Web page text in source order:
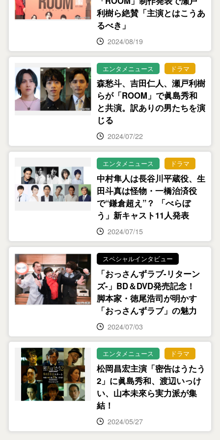
利樹ら絶賛「主演とはこうあ
るべき」
2024/08/19
エンタメニュース ドラマ
森愁斗、吉田仁人、瀬戸利樹
らが「ROOM」で眞島秀和
と共演。訳ありの男たちを演
じる
2024/07/22
エンタメニュース ドラマ
中村隼人は長谷川平蔵役、生
田斗真は怪物・一橋治済役
で“鎌倉超え”？ 「べらぼ
う」新キャスト11人発表
2024/07/15
スペシャルインタビュー
「おっさんずラブ-リターン
ズ-」BD＆DVD発売記念！
脚本家・徳尾浩司が明かす
「おっさんずラブ」の魅力
2024/07/03
エンタメニュース ドラマ
松岡昌宏主演「密告はうたう
2」に眞島秀和、渡辺いっけ
い、山本未來ら実力派が集
結！
2024/05/27